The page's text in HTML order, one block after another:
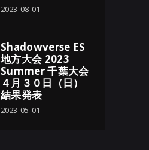
2023-08-01
Shadowverse ES
地方大会 2023
Summer 千葉大会
４月３０日（日）
結果発表
2023-05-01